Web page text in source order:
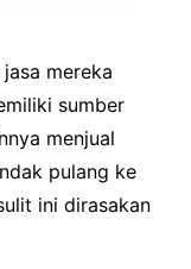
mereka
sumber
menjual
pulang ke
ini dirasakan